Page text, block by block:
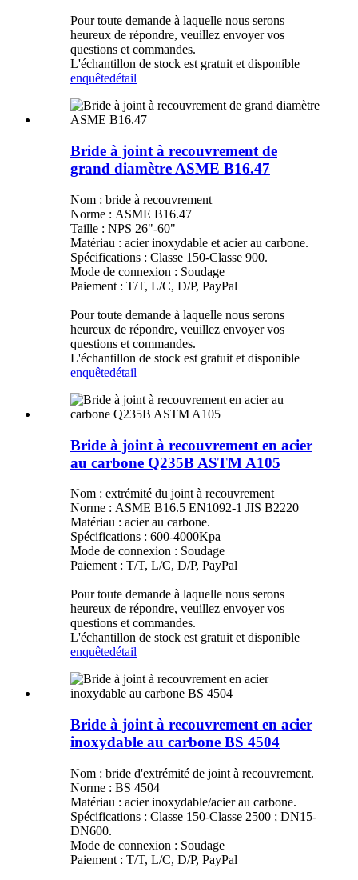
Pour toute demande à laquelle nous serons
heureux de répondre, veuillez envoyer vos
questions et commandes.
L'échantillon de stock est gratuit et disponible
enquêtedétail
Bride à joint à recouvrement de
grand diamètre ASME B16.47
Nom : bride à recouvrement
Norme : ASME B16.47
Taille : NPS 26"-60"
Matériau : acier inoxydable et acier au carbone.
Spécifications : Classe 150-Classe 900.
Mode de connexion : Soudage
Paiement : T/T, L/C, D/P, PayPal
Pour toute demande à laquelle nous serons
heureux de répondre, veuillez envoyer vos
questions et commandes.
L'échantillon de stock est gratuit et disponible
enquêtedétail
Bride à joint à recouvrement en acier
au carbone Q235B ASTM A105
Nom : extrémité du joint à recouvrement
Norme : ASME B16.5 EN1092-1 JIS B2220
Matériau : acier au carbone.
Spécifications : 600-4000Kpa
Mode de connexion : Soudage
Paiement : T/T, L/C, D/P, PayPal
Pour toute demande à laquelle nous serons
heureux de répondre, veuillez envoyer vos
questions et commandes.
L'échantillon de stock est gratuit et disponible
enquêtedétail
Bride à joint à recouvrement en acier
inoxydable au carbone BS 4504
Nom : bride d'extrémité de joint à recouvrement.
Norme : BS 4504
Matériau : acier inoxydable/acier au carbone.
Spécifications : Classe 150-Classe 2500 ; DN15-
DN600.
Mode de connexion : Soudage
Paiement : T/T, L/C, D/P, PayPal